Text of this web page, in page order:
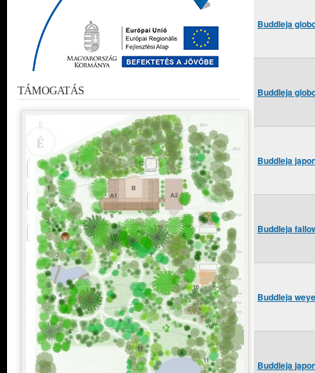
Buddleja
Buddleja
Buddleja
Buddleja
Buddleja
Buddleja
TÁMOGATÁS